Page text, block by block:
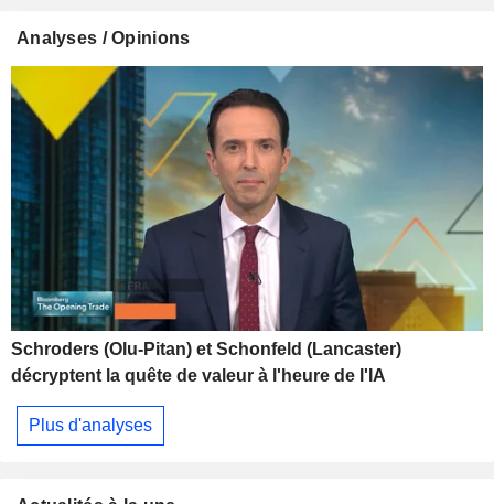
Analyses / Opinions
Schroders (Olu-Pitan) et Schonfeld (Lancaster)
décryptent la quête de valeur à l'heure de l'IA
Plus d'analyses